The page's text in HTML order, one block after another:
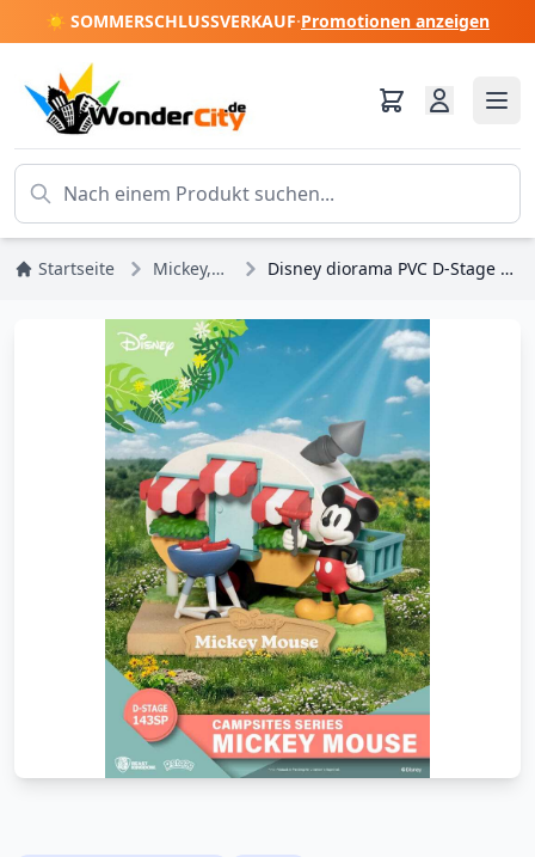
☀️ SOMMERSCHLUSSVERKAUF·Promotionen anzeigen
Startseite Mickey, Minnie, Pluto, Goofy Disney diorama PVC D-Stage Campsite Series Mickey Maus Sonderedition 10 cm